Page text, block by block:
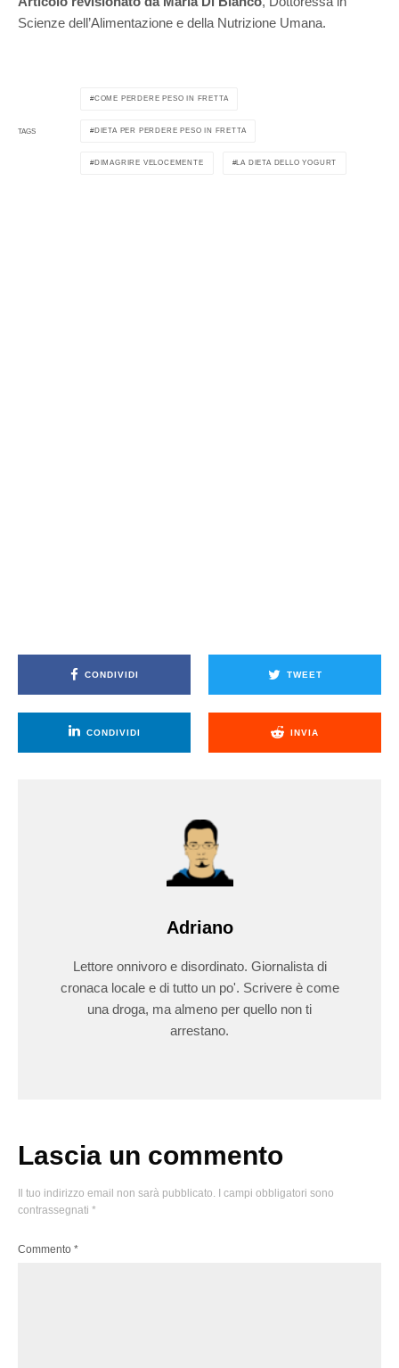
Scienze dell’Alimentazione e della Nutrizione Umana.
TAGS
COME PERDERE PESO IN FRETTA
DIETA PER PERDERE PESO IN FRETTA
DIMAGRIRE VELOCEMENTE LA DIETA DELLO YOGURT
CONDIVIDI TWEET
CONDIVIDI INVIA
Adriano
Lettore onnivoro e disordinato. Giornalista di
cronaca locale e di tutto un po'. Scrivere è come
una droga, ma almeno per quello non ti
arrestano.
Lascia un commento
Il tuo indirizzo email non sarà pubblicato.
I campi obbligatori sono
contrassegnati *
Commento *